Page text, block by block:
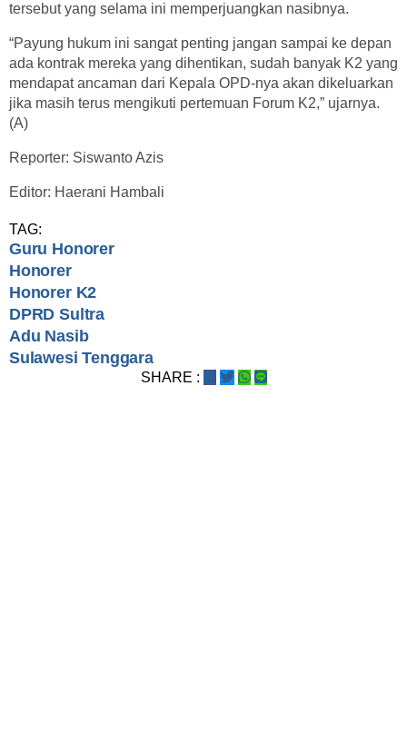
tersebut yang selama ini memperjuangkan nasibnya.
“Payung hukum ini sangat penting jangan sampai ke depan
ada kontrak mereka yang dihentikan, sudah banyak K2 yang
mendapat ancaman dari Kepala OPD-nya akan dikeluarkan
jika masih terus mengikuti pertemuan Forum K2,” ujarnya.
(A)
Reporter: Siswanto Azis
Editor: Haerani Hambali
TAG:
Guru Honorer
Honorer
Honorer K2
DPRD Sultra
Adu Nasib
Sulawesi Tenggara
SHARE :